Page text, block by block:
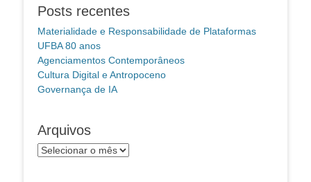
Posts recentes
Materialidade e Responsabilidade de Plataformas
UFBA 80 anos
Agenciamentos Contemporâneos
Cultura Digital e Antropoceno
Governança de IA
Arquivos
Arquivos